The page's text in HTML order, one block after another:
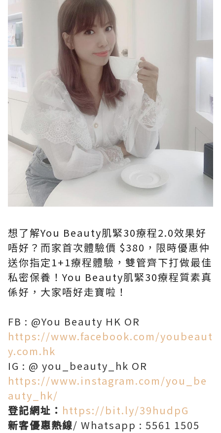
想了解You Beauty肌緊30療程2.0效果好
唔好？而家首次體驗價 $380，限時優惠仲
送你指定1+1療程體驗，雙管齊下打做最佳
私密保養！You Beauty肌緊30療程質素真
係好，大家唔好走寶啦！
FB : @You Beauty HK OR
https://www.facebook.com/youbeaut
y.com.hk
IG : @ you_beauty_hk OR
https://www.instagram.com/you_be
auty_hk/
登記網址： https://bit.ly/39hudpG
新客優惠熱線/ Whatsapp : 5561 1505